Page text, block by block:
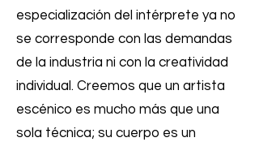
especialización del intérprete ya no
se corresponde con las demandas
de la industria ni con la creatividad
individual. Creemos que un artista
escénico es mucho más que una
sola técnica; su cuerpo es un